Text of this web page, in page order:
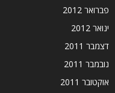
פברואר 2012
ינואר 2012
דצמבר 2011
נובמבר 2011
אוקטובר 2011